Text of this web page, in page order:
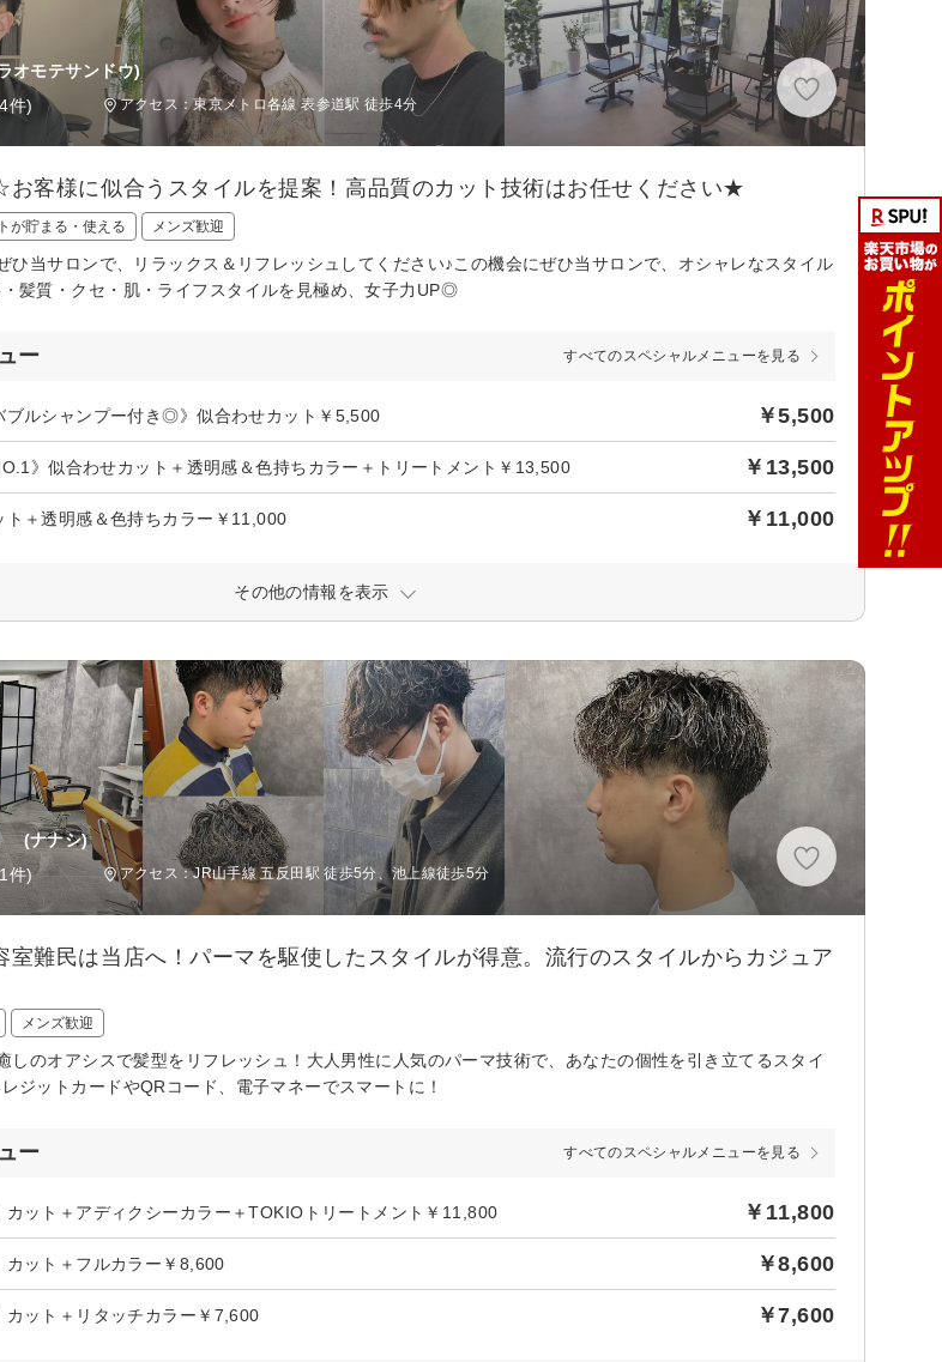
オモテサンドウ)
件) アクセス：東京メトロ各線 表参道駅 徒歩4分
客様に似合うスタイルを提案！高品質のカット技術はお任せください★
が貯まる・使える メンズ歓迎
ひ当サロンで、リラックス＆リフレッシュしてください♪この機会にぜひ当サロンで、オシャレなスタイル
髪質・クセ・肌・ライフスタイルを見極め、女子力UP◎
ー すべてのスペシャルメニューを見る
ブルシャンプー付き◎》似合わせカット￥5,500 ￥5,500
》似合わせカット＋透明感＆色持ちカラー＋トリートメント￥13,500 ￥13,500
ト＋透明感＆色持ちカラー￥11,000 ￥11,000
その他の情報を表示
(ナナシ)
件) アクセス：JR山手線 五反田駅 徒歩5分、池上線徒歩5分
室難民は当店へ！パーマを駆使したスタイルが得意。流行のスタイルからカジュア
メンズ歓迎
しのオアシスで髪型をリフレッシュ！大人男性に人気のパーマ技術で、あなたの個性を引き立てるスタイ
ジットカードやQRコード、電子マネーでスマートに！
ー すべてのスペシャルメニューを見る
カット＋アディクシーカラー＋TOKIOトリートメント￥11,800 ￥11,800
カット＋フルカラー￥8,600 ￥8,600
カット＋リタッチカラー￥7,600 ￥7,600